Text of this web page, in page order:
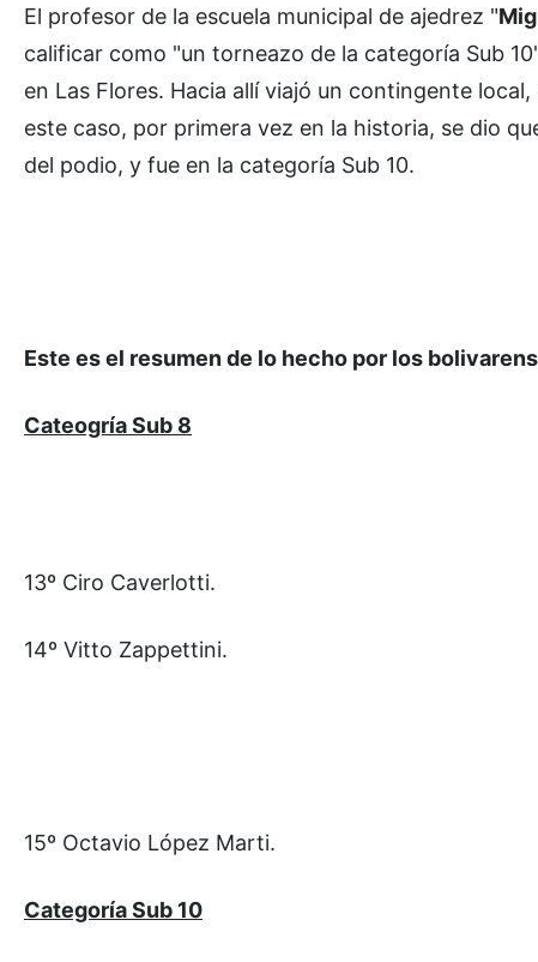
El profesor de la escuela municipal de ajedrez "
calificar como "un torneazo de la categoría Sub
en Las Flores. Hacia allí viajó un contingente
este caso, por primera vez en la historia, se dio
del podio, y fue en la categoría Sub 10.
Este es el resumen de lo hecho por los
Cateogría Sub 8
13º Ciro Caverlotti.
14º Vitto Zappettini.
15º Octavio López Marti.
Categoría Sub 10